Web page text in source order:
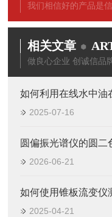
我们相信好的产品是
相关文章
做良心企业 创诚信品
如何利用在线水中油
2025-07-16
圆偏振光谱仪的圆二
2026-06-21
如何使用锥板流变仪
2025-04-21